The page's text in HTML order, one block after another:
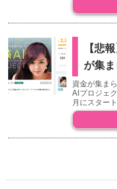
【悲
が集ま
資金が集ま
AIプロジェ
月にスター